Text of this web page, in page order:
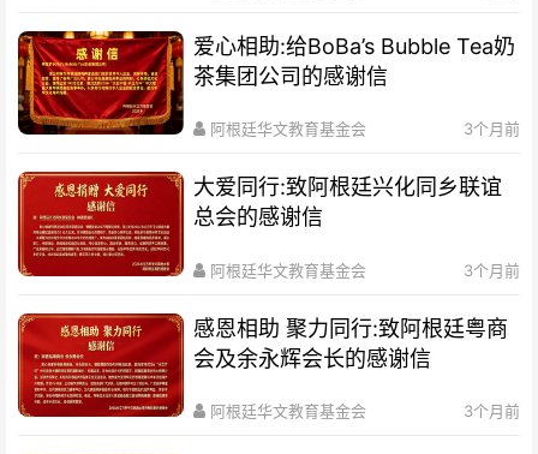
爱心相助:给BoBa’s Bubble Tea奶
茶集团公司的感谢信
阿根廷华文教育基金会 3个月前
大爱同行:致阿根廷兴化同乡联谊
总会的感谢信
阿根廷华文教育基金会 3个月前
感恩相助 聚力同行:致阿根廷粤商
会及余永辉会长的感谢信
阿根廷华文教育基金会 3个月前